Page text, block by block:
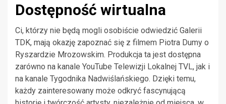
Dostępność wirtualna
Ci, którzy nie będą mogli osobiście odwiedzić Galerii
TDK, mają okazję zapoznać się z filmem Piotra Dumy o
Ryszardzie Mrozowskim. Produkcja ta jest dostępna
zarówno na kanale YouTube Telewizji Lokalnej TVL, jak i
na kanale Tygodnika Nadwiślańskiego. Dzięki temu,
każdy zainteresowany może odkryć fascynującą